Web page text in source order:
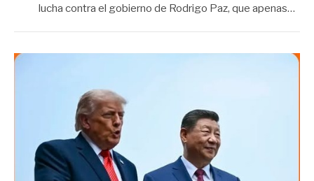
lucha contra el gobierno de Rodrigo Paz, que apenas…